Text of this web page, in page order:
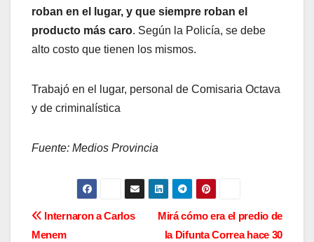
roban en el lugar, y que siempre roban el
producto más caro. Según la Policía, se debe
alto costo que tienen los mismos.
Trabajó en el lugar, personal de Comisaria Octava
y de criminalística
Fuente: Medios Provincia
N
Mirá cómo era el predio de
la Difunta Correa hace 30
Internaron a Carlos
Menem